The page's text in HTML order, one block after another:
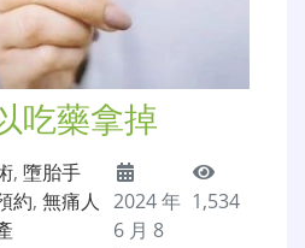
吃藥拿掉
, 墮胎手
約, 無痛人
2024 年
6 月 8
1,534